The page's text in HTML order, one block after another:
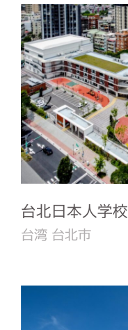
台北日本人学校
台湾 台北市